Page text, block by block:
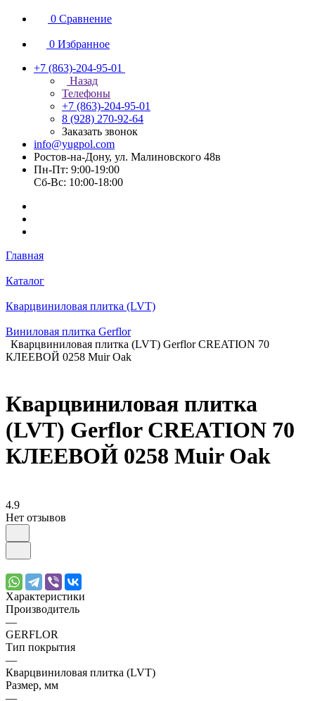
0 Сравнение
0 Избранное
+7 (863)-204-95-01
Назад
Телефоны
+7 (863)-204-95-01
8 (928) 270-92-64
Заказать звонок
info@yugpol.com
Ростов-на-Дону, ул. Малиновского 48в
Пн-Пт: 9:00-19:00
Cб-Вс: 10:00-18:00
Главная
Каталог
Кварцвиниловая плитка (LVT)
Виниловая плитка Gerflor
Кварцвиниловая плитка (LVT) Gerflor CREATION 70
КЛЕЕВОЙ 0258 Muir Oak
Кварцвиниловая плитка
(LVT) Gerflor CREATION 70
КЛЕЕВОЙ 0258 Muir Oak
4.9
Нет отзывов
Характеристики
Производитель
—
GERFLOR
Тип покрытия
—
Кварцвиниловая плитка (LVT)
Размер, мм
—